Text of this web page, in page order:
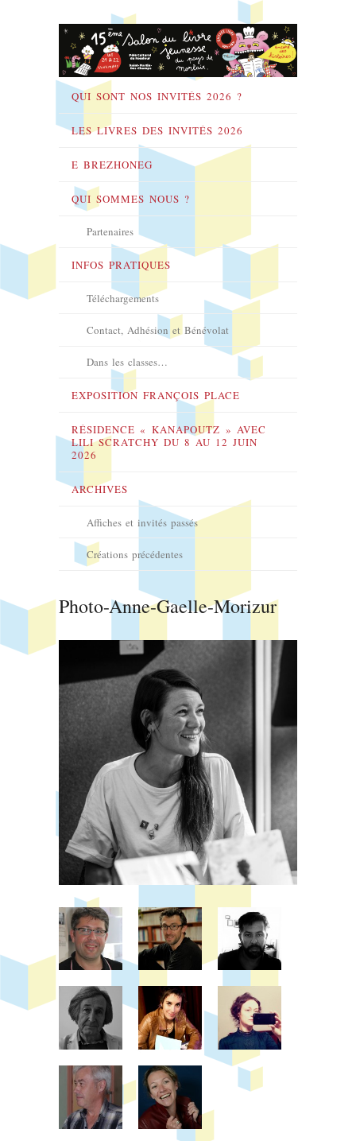
QUI SONT NOS INVITÉS 2026 ?
LES LIVRES DES INVITÉS 2026
E BREZHONEG
QUI SOMMES NOUS ?
Partenaires
INFOS PRATIQUES
Téléchargements
Contact, Adhésion et Bénévolat
Dans les classes…
EXPOSITION FRANÇOIS PLACE
RÉSIDENCE « KANAPOUTZ » AVEC
LILI SCRATCHY DU 8 AU 12 JUIN
2026
ARCHIVES
Affiches et invités passés
Créations précédentes
Photo-Anne-Gaelle-Morizur